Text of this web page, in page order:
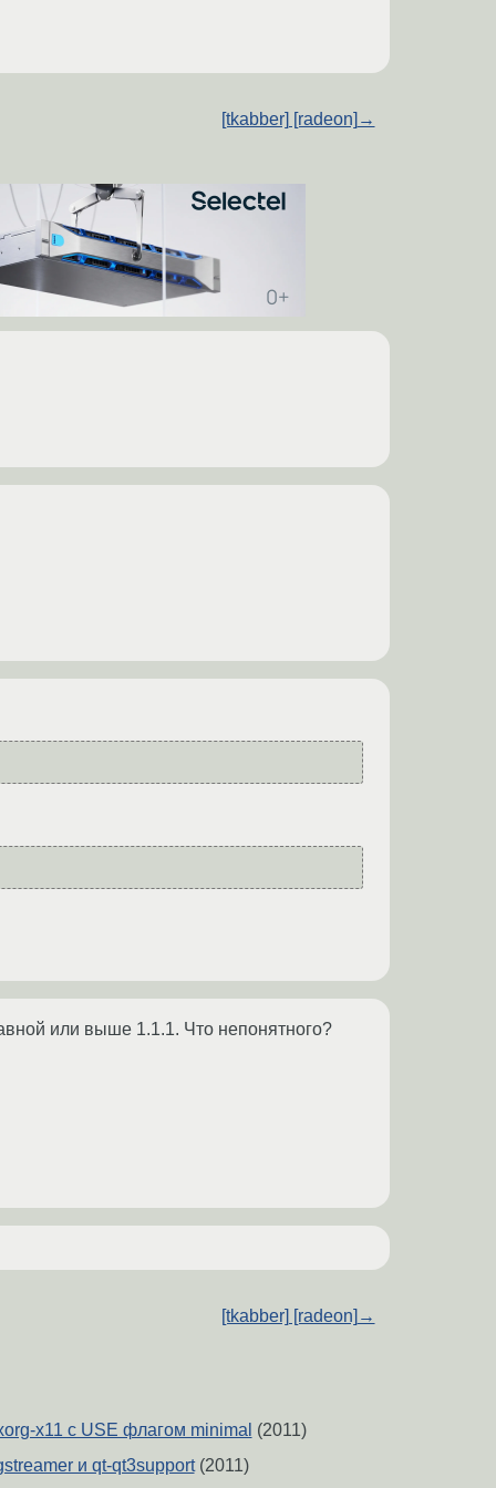
[tkabber] [radeon] →
или выше 1.1.1. Что непонятного?
[tkabber] [radeon] →
x11 с USE флагом minimal (2011)
и qt-qt3support(2011)